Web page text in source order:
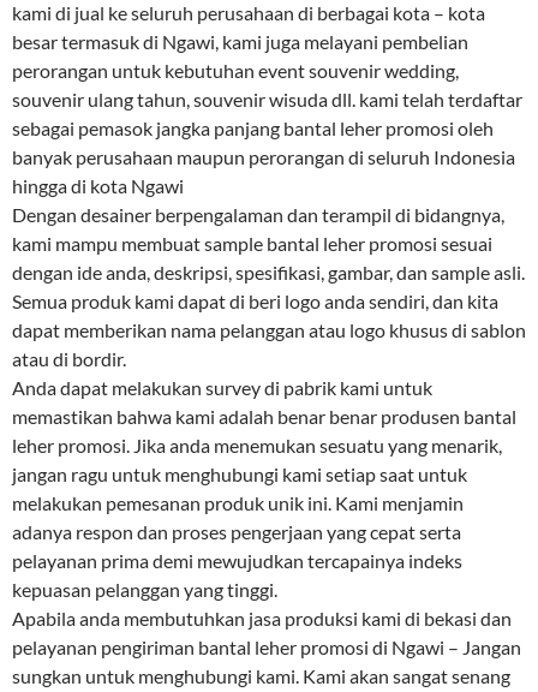
kami di jual ke seluruh perusahaan di berbagai kota – kota
besar termasuk di Ngawi, kami juga melayani pembelian
perorangan untuk kebutuhan event souvenir wedding,
souvenir ulang tahun, souvenir wisuda dll. kami telah terdaftar
sebagai pemasok jangka panjang bantal leher promosi oleh
banyak perusahaan maupun perorangan di seluruh Indonesia
hingga di kota Ngawi
Dengan desainer berpengalaman dan terampil di bidangnya,
kami mampu membuat sample bantal leher promosi sesuai
dengan ide anda, deskripsi, spesifikasi, gambar, dan sample asli.
Semua produk kami dapat di beri logo anda sendiri, dan kita
dapat memberikan nama pelanggan atau logo khusus di sablon
atau di bordir.
Anda dapat melakukan survey di pabrik kami untuk
memastikan bahwa kami adalah benar benar produsen bantal
leher promosi. Jika anda menemukan sesuatu yang menarik,
jangan ragu untuk menghubungi kami setiap saat untuk
melakukan pemesanan produk unik ini. Kami menjamin
adanya respon dan proses pengerjaan yang cepat serta
pelayanan prima demi mewujudkan tercapainya indeks
kepuasan pelanggan yang tinggi.
Apabila anda membutuhkan jasa produksi kami di bekasi dan
pelayanan pengiriman bantal leher promosi di Ngawi – Jangan
sungkan untuk menghubungi kami. Kami akan sangat senang